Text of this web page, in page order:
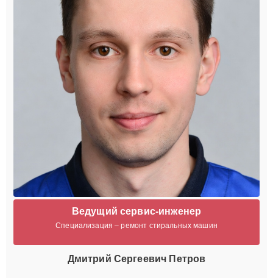
Ведущий сервис-инженер
Специализация – ремонт стиральных машин
Дмитрий Сергеевич Петров